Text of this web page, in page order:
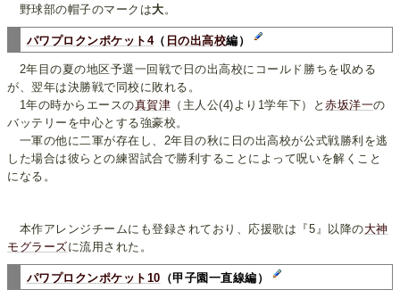
野球部の帽子のマークは大。
パワプロクンポケット4（ 日の出高校編）
2年目の夏の地区予選一回戦で日の出高校にコールド勝ちを収める
が、翌年は決勝戦で同校に敗れる。
1年の時からエースの真賀津 （主人公(4)より1学年下）と赤坂洋一の
バッテリーを中心とする強豪校。
一軍の他に二軍が存在し、2年目の秋に日の出高校が公式戦勝利を逃
した場合は彼らとの練習試合で勝利することによって呪いを解くこと
になる。
本作アレンジチームにも登録されており、応援歌は『5』以降の大神
モグラーズに流用された。
パワプロクンポケット10 （甲子園一直線編）